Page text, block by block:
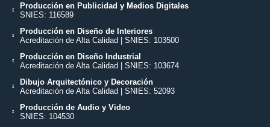
Producción en Publicidad y Medios Digitales
SNIES: 116589
Producción en Diseño de Interiores
Acreditación de Alta Calidad | SNIES: 103500
Producción en Diseño Industrial
Acreditación de Alta Calidad | SNIES: 103674
Dibujo Arquitectónico y Decoración
Acreditación de Alta Calidad | SNIES: 52093
Producción de Audio y Video
SNIES: 104530